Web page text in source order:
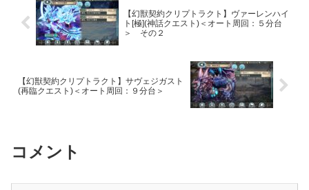
【幻獣契約クリプトラクト】ヴァーレンハイ
ト[極](神話クエスト)＜オート周回：５分台
＞ その２
【幻獣契約クリプトラクト】サヴェジガスト
(再臨クエスト)＜オート周回：９分台＞
コメント